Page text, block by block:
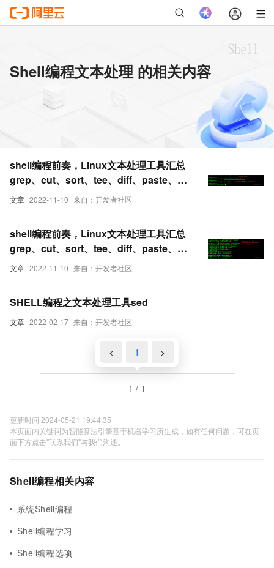
Shell编程文本处理 的相关内容
文章 2022-11-10 来自：开发者社区
shell编程前奏，Linux文本处理工具汇总
grep、cut、sort、tee、diff、paste、
tr（二）
文章 2022-11-10 来自：开发者社区
shell编程前奏，Linux文本处理工具汇总
grep、cut、sort、tee、diff、paste、
tr（一）
文章 2022-02-17 来自：开发者社区
SHELL编程之文本处理工具sed
< 1 >
1 / 1
更新时间 2024-05-21 19:44:35
本页面内关键词为智能算法引擎基于机器学习所生成，如有任何问题，可在页
面下方点击"联系我们"与我们沟通。
Shell编程相关内容
系统Shell编程
Shell编程学习
Shell编程选项